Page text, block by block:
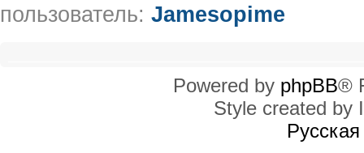
пользователь: Jamesopime
Powered by phpBB®
Style created by